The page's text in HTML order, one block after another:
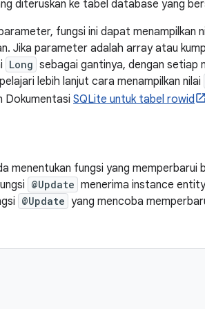
diteruskan ke tabel database yang
fungsi ini dapat menampilkan
Jika parameter adalah array atau
Long sebagai gantinya, dengan setiap
lebih lanjut cara menampilkan nilai
Dokumentasi SQLite untuk tabel rowid
menentukan fungsi yang
@Update menerima instance
@Update yang mencoba